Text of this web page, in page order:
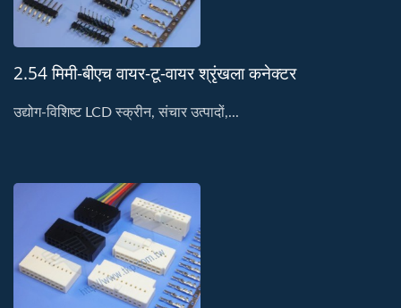
2.54 मिमी-बीएच वायर-टू-वायर श्रृंखला कनेक्टर
उद्योग-विशिष्ट LCD स्क्रीन, संचार उत्पादों,...